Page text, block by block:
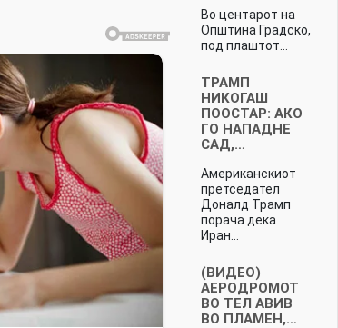
Во центарот на
Општина Градско,
под плаштот…
ТРАМП
НИКОГАШ
ПООСТАР: АКО
ГО НАПАДНЕ
САД,…
Американскиот
претседател
Доналд Трамп
порача дека
Иран…
(ВИДЕО)
АЕРОДРОМОТ
ВО ТЕЛ АВИВ
ВО ПЛАМЕН,…